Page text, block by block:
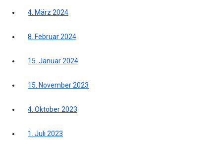
4. März 2024
8. Februar 2024
15. Januar 2024
15. November 2023
4. Oktober 2023
1. Juli 2023